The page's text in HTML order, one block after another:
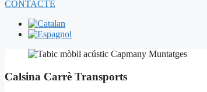
CONTACTE
Calsina Carrè Transports